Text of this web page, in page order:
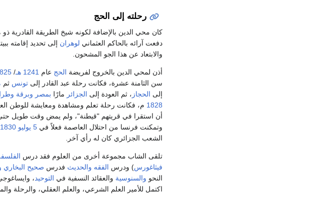
رحلته إلى الحج
كان محي الدين بالإضافة لكونه شيخ الطريقة القادرية
دفعت آرائه بالحاكم العثماني لوهران إلى تحديد إقامته
والابتعاد عن هذا الجو المشحون.
أذن لمحي الدين بالخروج لفريضة الحج عام 1241 هـ /
سن الثامنة عشرة، فكانت رحلة عبد القادر إلى تونس ثم
إلى الحجاز ، ثم العودة إلى الجزائر مارًا بمصر وبرقة
1828 م، فكانت رحلة تعلم ومشاهدة ومعايشة للوطن
أن استقرا في قريتهم "قيطنة"، ولم يمض وقت طويل
وتمكنت فرنسا من احتلال العاصمة فعلاً في 5 يوليو 1830م
الشعب الجزائري كان له رأي آخر.
تلقى الشاب مجموعة أخرى من العلوم فقد درس
فيثاغورس) ودرس الفقه والحديث فدرس صحيح البخاري
النحو والسنوسية والعقائد النسفية في التوحيد،
اكتمل للأمير العلم الشرعي، والعلم العقلي، والرحلة